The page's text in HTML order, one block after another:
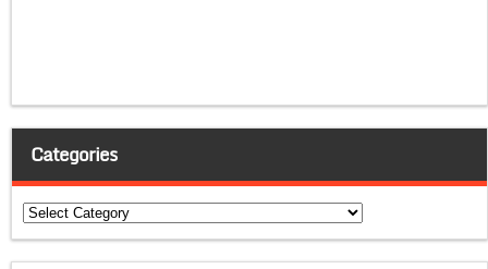
Categories
Categories